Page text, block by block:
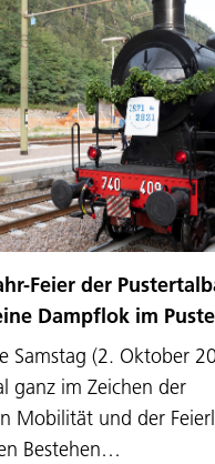
Feier der
Dampflok im
Samstag (2. Oktober
ganz im Zeichen der
Mobilität und der
Bestehen…